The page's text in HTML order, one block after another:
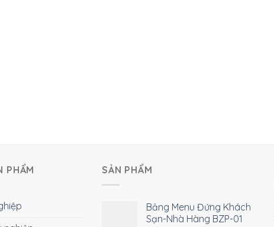
PHẨM SẢN PHẨM
Bảng Menu Đứng Khách
Sạn-Nhà Hàng BZP-01